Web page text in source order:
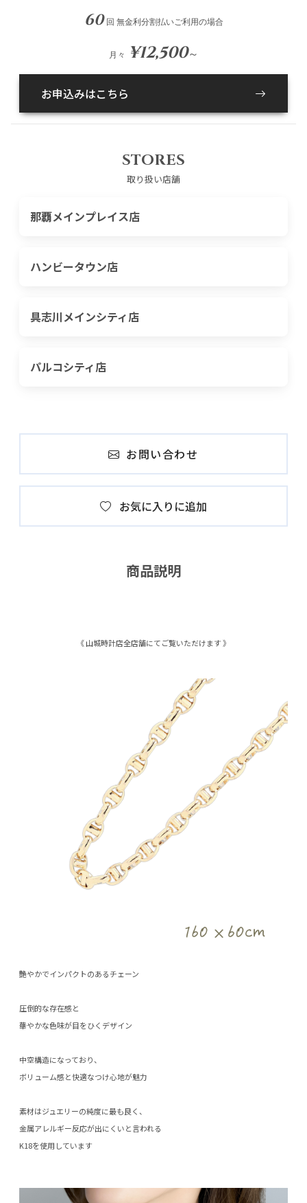
60 回 無金利分割払いご利用の場合
月々 ¥12,500～
お申込みはこちら
STORES
取り扱い店舗
那覇メインプレイス店
ハンビータウン店
具志川メインシティ店
パルコシティ店
お問い合わせ
お気に入りに追加
商品説明
《 山城時計店全店舗にてご覧いただけます 》
艶やかでインパクトのあるチェーン
圧倒的な存在感と
華やかな色味が目をひくデザイン
中空構造になっており、
ボリューム感と快適なつけ心地が魅力
素材はジュエリーの純度に最も良く、
金属アレルギー反応が出にくいと言われる
K18を使用しています